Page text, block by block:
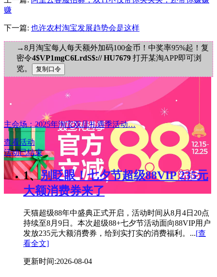
赚
下一篇: 也许农村淘宝发展趋势会是这样
→8月淘宝每人每天额外加码100金币！中奖率95%起！复
密令4$VP1mgC6LrdS$:// HU7679 打开某淘APP即可浏
览。
主会场：2025年淘宝双旦礼遇季活动…
查看活动
活动已结束
1、 别眨眼！七夕节超级88VIP 235元
大额消费券来了
天猫超级88年中盛典正式开启，活动时间从8月4日20点
持续至8月9日。本次超级88+七夕节活动面向88VIP用户
发放235元大额消费券，给到实打实的消费福利。...[查
看全文]
更新时间:2026-08-04